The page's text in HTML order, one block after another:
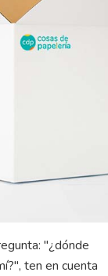
"¿dónde
ten en cuenta